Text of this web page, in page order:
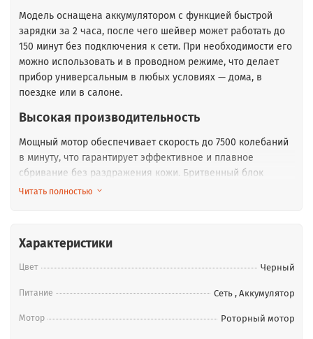
Модель оснащена аккумулятором с функцией быстрой
зарядки за 2 часа, после чего шейвер может работать до
150 минут без подключения к сети. При необходимости его
можно использовать и в проводном режиме, что делает
прибор универсальным в любых условиях — дома, в
поездке или в салоне.
Высокая производительность
Мощный мотор обеспечивает скорость до 7500 колебаний
в минуту, что гарантирует эффективное и плавное
сбривание без раздражения кожи. Бритвенный блок
позволяет срезать волосы на уровне всего 0,05 мм,
Компактный и лёгкий
Прибор весит всего 120 граммов и отличается
обработке сложных зон — например, контуров шеи, линии
щёк и висков. Его удобно держать в руке, а прорезиненное
Читать полностью
Характеристики
Цвет Черный
Питание Сеть , Аккумулятор
Мотор Роторный мотор